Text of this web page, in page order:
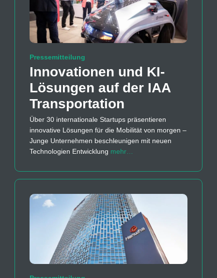
Pressemitteilung
Innovationen und KI-
Lösungen auf der IAA
Transportation
Über 30 internationale Startups präsentieren
innovative Lösungen für die Mobilität von morgen –
Junge Unternehmen beschleunigen mit neuen
Technologien Entwicklung mehr…